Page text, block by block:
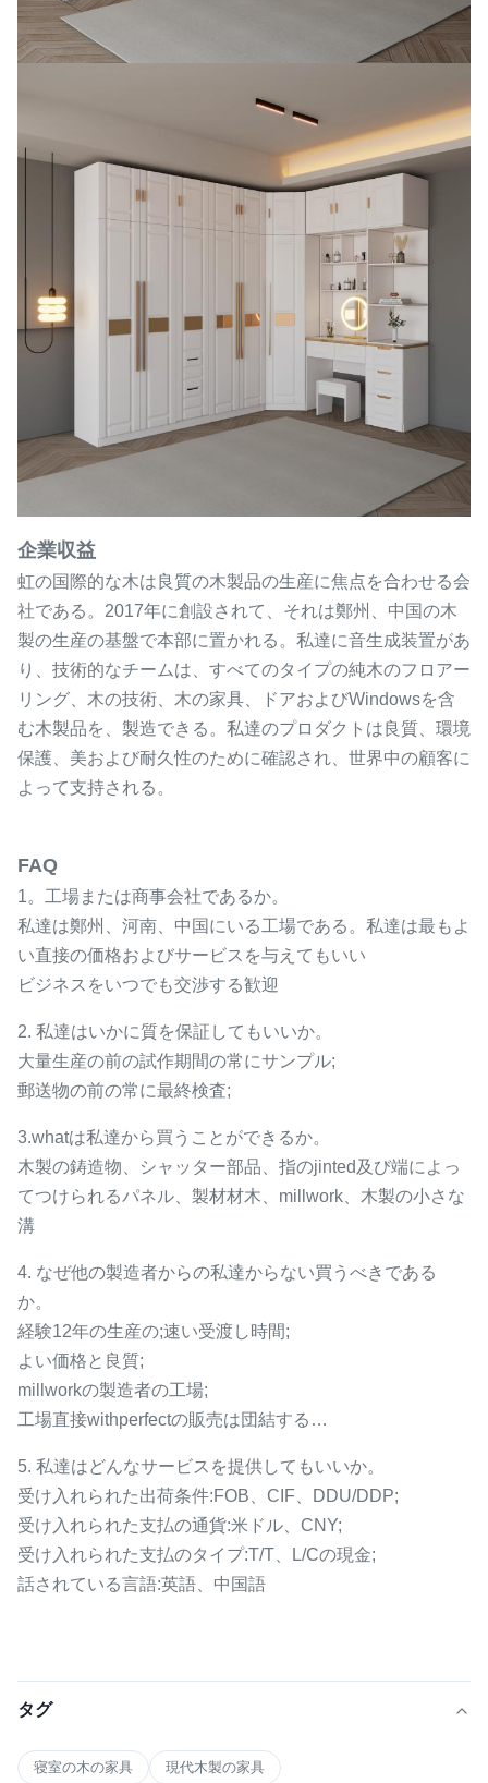
企業収益
虹の国際的な木は良質の木製品の生産に焦点を合わせる会
社である。2017年に創設されて、それは鄭州、中国の木
製の生産の基盤で本部に置かれる。私達に音生成装置があ
り、技術的なチームは、すべてのタイプの純木のフロアー
リング、木の技術、木の家具、ドアおよびWindowsを含
む木製品を、製造できる。私達のプロダクトは良質、環境
保護、美および耐久性のために確認され、世界中の顧客に
よって支持される。
FAQ
1。工場または商事会社であるか。
私達は鄭州、河南、中国にいる工場である。私達は最もよ
い直接の価格およびサービスを与えてもいい
ビジネスをいつでも交渉する歓迎
2. 私達はいかに質を保証してもいいか。
大量生産の前の試作期間の常にサンプル;
郵送物の前の常に最終検査;
3.whatは私達から買うことができるか。
木製の鋳造物、シャッター部品、指のjinted及び端によっ
てつけられるパネル、製材材木、millwork、木製の小さな
溝
4. なぜ他の製造者からの私達からない買うべきである
か。
経験12年の生産の;速い受渡し時間;
よい価格と良質;
millworkの製造者の工場;
工場直接withperfectの販売は団結する…
5. 私達はどんなサービスを提供してもいいか。
受け入れられた出荷条件:FOB、CIF、DDU/DDP;
受け入れられた支払の通貨:米ドル、CNY;
受け入れられた支払のタイプ:T/T、L/Cの現金;
話されている言語:英語、中国語
タグ
寝室の木の家具 現代木製の家具